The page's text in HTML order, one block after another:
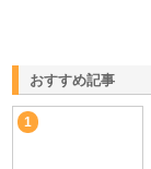
おすすめ記事
1